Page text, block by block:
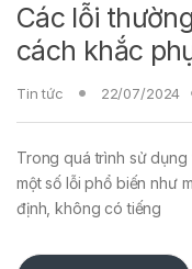
Các lỗi
cách khắc
Tin tức 22/07/2024
Trong quá trình sử
một số lỗi phổ biến như
định, không có tiếng